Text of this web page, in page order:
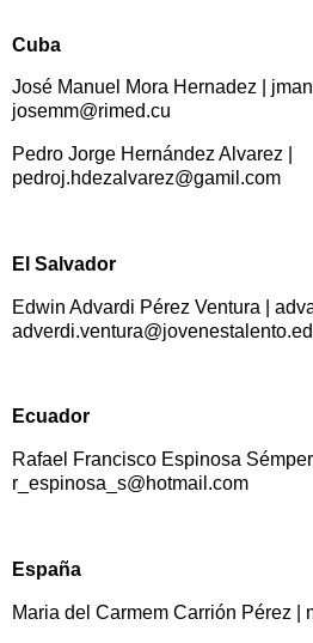
Cuba
José Manuel Mora Hernadez |
josemm@rimed.cu
Pedro Jorge Hernández Alvarez |
pedroj.hdezalvarez@gamil.com
El Salvador
Edwin Advardi Pérez Ventura |
Ecuador
Rafael Francisco Espinosa Sémper |
r_espinosa_s@hotmail.com
España
Maria del Carmem Carrión Pérez |